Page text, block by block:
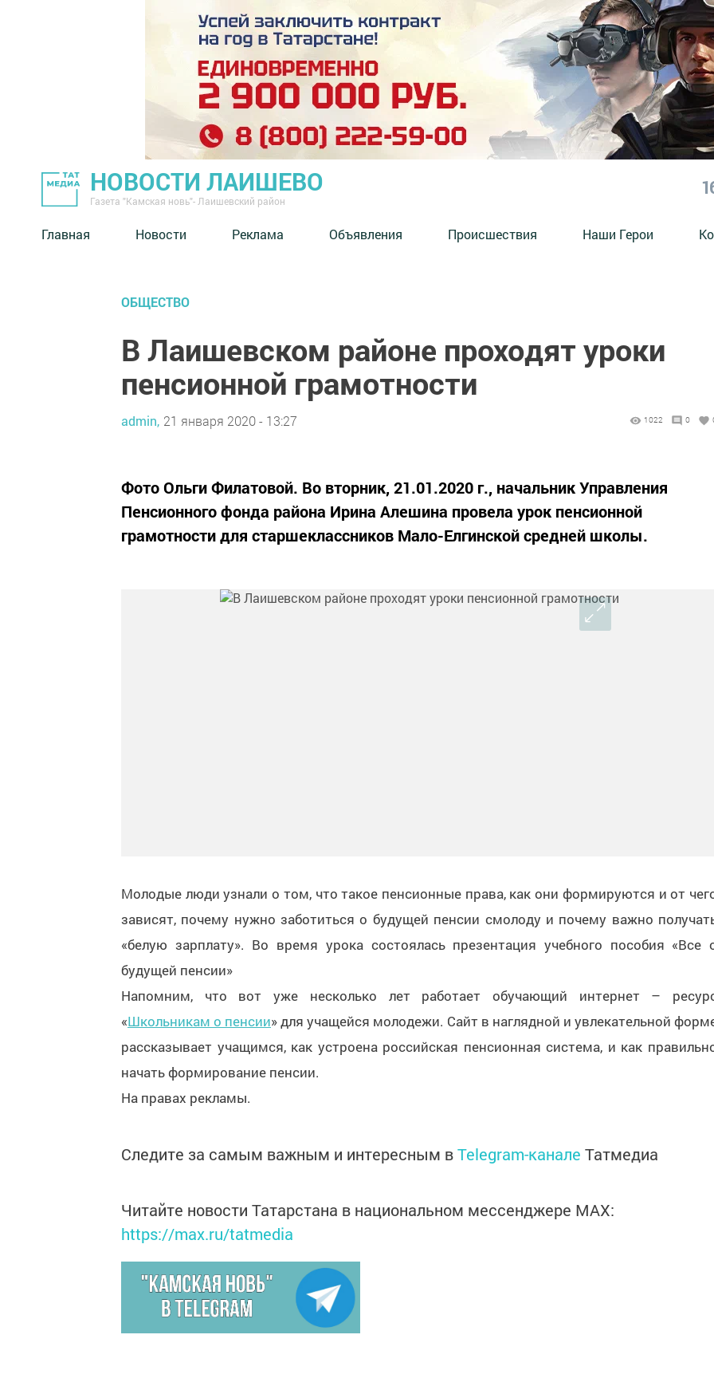
НОВОСТИ ЛАИШЕВО
Газета "Камская новь"- Лаишевский район
Главная Новости Реклама Объявления Происшествия Наши Герои
ОБЩЕСТВО
В Лаишевском районе проходят уроки
пенсионной грамотности
admin, 21 января 2020 - 13:27 1022 0
Фото Ольги Филатовой. Во вторник, 21.01.2020 г., начальник Управления
Пенсионного фонда района Ирина Алешина провела урок пенсионной
грамотности для старшеклассников Мало-Елгинской средней школы.
Молодые люди узнали о том, что такое пенсионные права, как они формируются и от
зависят, почему нужно заботиться о будущей пенсии смолоду и почему важно
«белую зарплату». Во время урока состоялась презентация учебного пособия «Все
будущей пенсии»
Напомним, что вот уже несколько лет работает обучающий интернет –
«Школьникам о пенсии» для учащейся молодежи. Сайт в наглядной и увлекательной
рассказывает учащимся, как устроена российская пенсионная система, и как
начать формирование пенсии.
На правах рекламы.
Следите за самым важным и интересным вTelegram-канале Татмедиа
Читайте новости Татарстана в национальном мессенджере MАХ:
https://max.ru/tatmedia